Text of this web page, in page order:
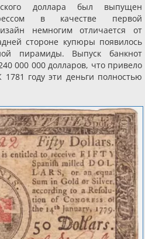
доллара был выпущен
в качестве первой
немногим отличается от
стороне купюры появилось
пирамиды. Выпуск банкнот
000 000 долларов, что привело
году эти деньги полностью